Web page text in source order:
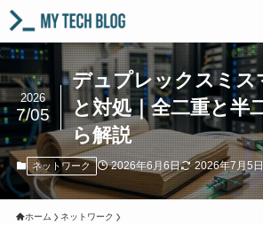
デュプレックスミス
と対処｜全二重と半
ら解説
2026
7/05
ネットワーク 2026年6月6日 2026年7月5日
ホーム ネットワーク